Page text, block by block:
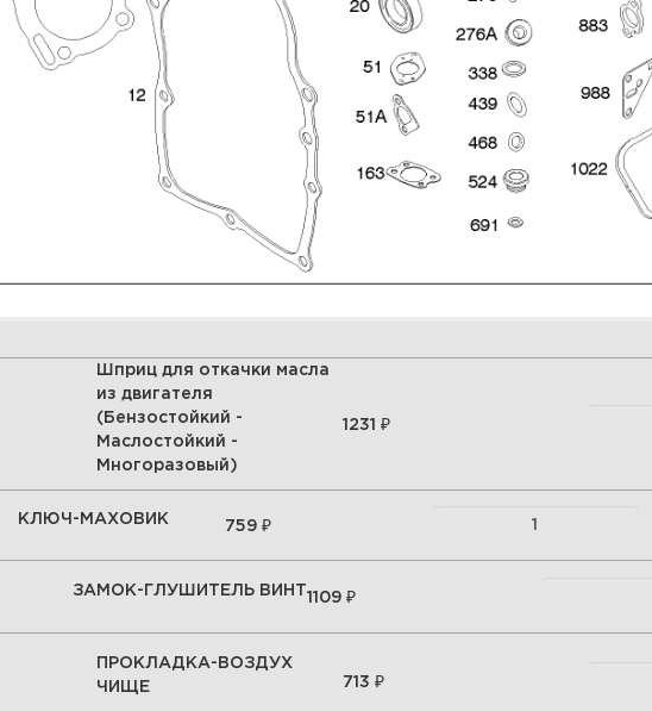
Шприц для откачки масла
из двигателя
(Бензостойкий -
Маслостойкий -
Многоразовый)
1231 ₽
КЛЮЧ-МАХОВИК 759 ₽
ЗАМОК-ГЛУШИТЕЛЬ ВИНТ1109 ₽
ПРОКЛАДКА-ВОЗДУХ
ЧИЩЕ
713 ₽